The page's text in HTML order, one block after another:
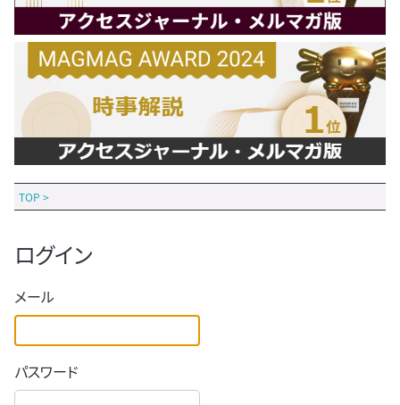
TOP >
ログイン
メール
パスワード